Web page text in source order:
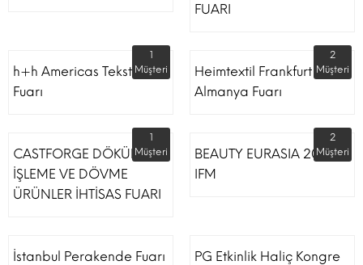
FUARI
h+h Americas Tekstil
Fuarı
1
Müşteri
Heimtextil Frankfurt
Almanya Fuarı
2
Müşteri
CASTFORGE DÖKÜM,
İŞLEME VE DÖVME
ÜRÜNLER İHTİSAS FUARI
1
Müşteri
BEAUTY EURASIA 2022
IFM
2
Müşteri
İstanbul Perakende Fuarı
PG Etkinlik Haliç Kongre